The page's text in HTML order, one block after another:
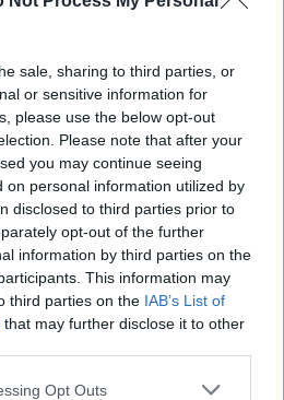
sale, sharing to third parties, or
or sensitive information for
please use the below opt-out
Please note that after your
you may continue seeing
on personal information utilized by
disclosed to third parties prior to
opt-out of the further
information by third parties on the
This information may
third parties on the IAB’s List of
that may further disclose it to other
Opt Outs